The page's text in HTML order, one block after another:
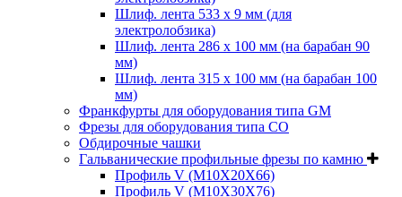
Шлиф. лента 533 х 9 мм (для
электролобзика)
Шлиф. лента 286 х 100 мм (на барабан 90
мм)
Шлиф. лента 315 х 100 мм (на барабан 100
мм)
Франкфурты для оборудования типа GM
Фрезы для оборудования типа СО
Обдирочные чашки
Гальванические профильные фрезы по камню
Профиль V (M10X20X66)
Профиль V (M10X30X76)